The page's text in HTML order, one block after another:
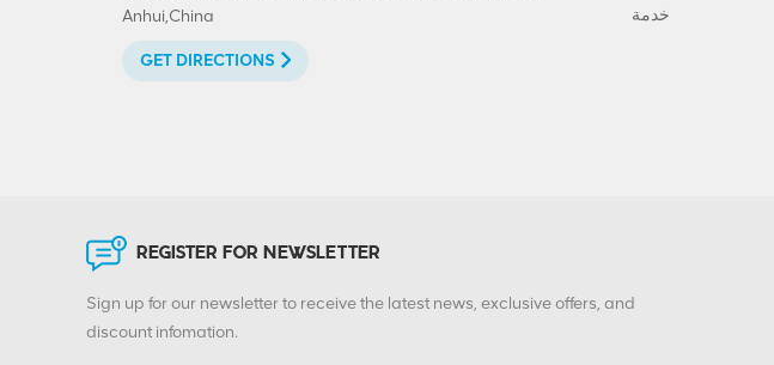
Anhui,China
GET DIRECTIONS
خدمة
REGISTER FOR NEWSLETTER
Sign up for our newsletter to receive the latest news, exclusive offers, and
discount infomation.